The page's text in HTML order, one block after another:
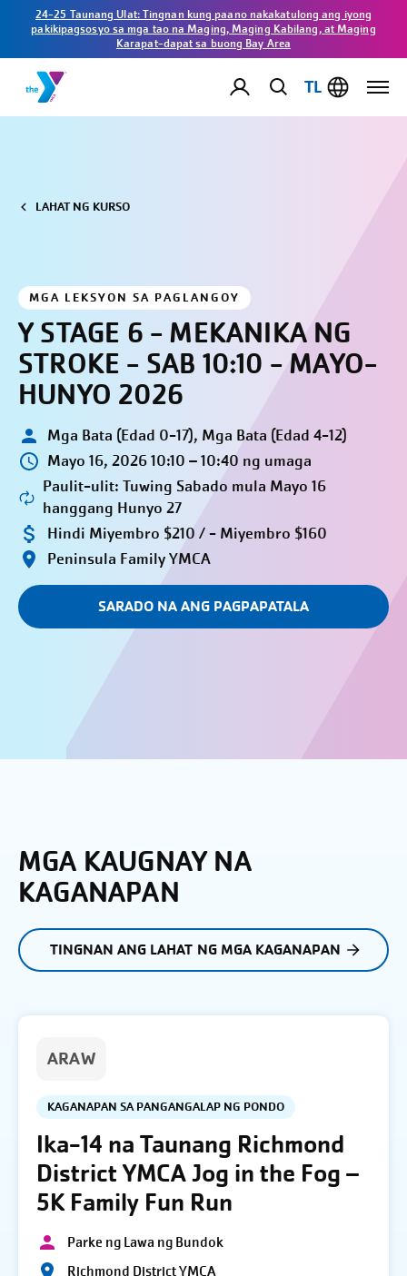
24-25 Taunang Ulat: Tingnan kung paano nakakatulong ang iyong
pakikipagsosyo sa mga tao na Maging, Maging Kabilang, at Maging
Karapat-dapat sa buong Bay Area
TL
LAHAT NG KURSO
MGA LEKSYON SA PAGLANGOY
Y STAGE 6 - MEKANIKA NG
STROKE - SAB 10:10 - MAYO-
HUNYO 2026
Mga Bata (Edad 0-17), Mga Bata (Edad 4-12)
Mayo 16, 2026 10:10 – 10:40 ng umaga
Paulit-ulit: Tuwing Sabado mula Mayo 16
hanggang Hunyo 27
Hindi Miyembro $210 / - Miyembro $160
Peninsula Family YMCA
SARADO NA ANG PAGPAPATALA
MGA KAUGNAY NA
KAGANAPAN
TINGNAN ANG LAHAT NG MGA KAGANAPAN
ARAW
KAGANAPAN SA PANGANGALAP NG PONDO
Ika-14 na Taunang Richmond
District YMCA Jog in the Fog –
5K Family Fun Run
Parke ng Lawa ng Bundok
Richmond District YMCA